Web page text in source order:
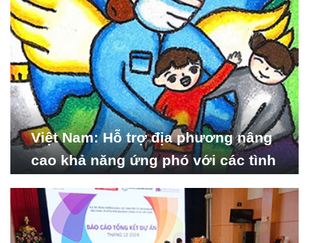
Việt Nam: Hỗ trợ địa phương nâng
cao khả năng ứng phó với các tình